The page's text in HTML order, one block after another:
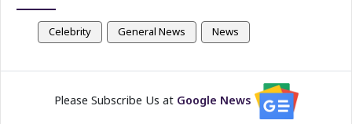
Celebrity General News News
Please Subscribe Us at Google News